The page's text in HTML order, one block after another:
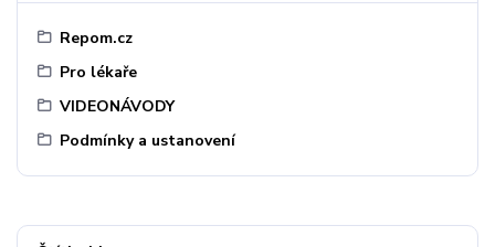
Repom.cz
Pro lékaře
VIDEONÁVODY
Podmínky a ustanovení